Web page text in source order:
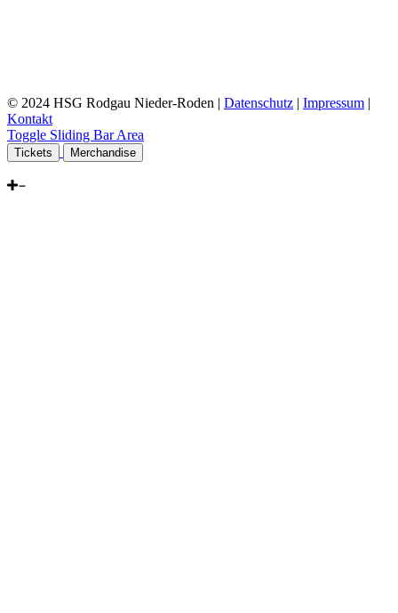
© 2024 HSG Rodgau Nieder-Roden | Datenschutz | Impressum |
Kontakt
Toggle Sliding Bar Area
Tickets Merchandise